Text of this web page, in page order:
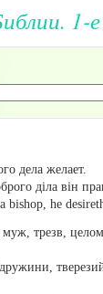
дела желает.
діла він
bishop, he
трезв,